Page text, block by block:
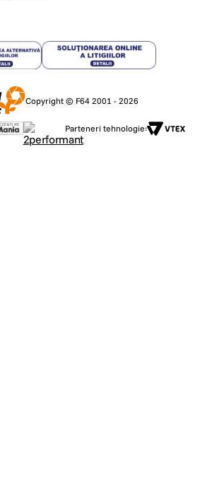
Copyright © F64 2001 - 2026
Parteneri tehnologie: